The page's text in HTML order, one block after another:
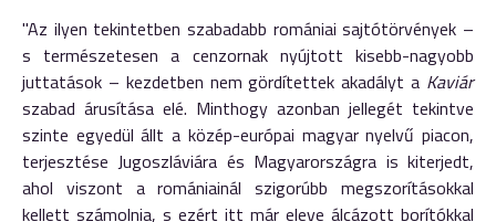
"Az ilyen tekintetben szabadabb romániai sajtótörvények –
s természetesen a cenzornak nyújtott kisebb-nagyobb
juttatások – kezdetben nem gördítettek akadályt a Kaviár
szabad árusítása elé. Minthogy azonban jellegét tekintve
szinte egyedül állt a közép-európai magyar nyelvű piacon,
terjesztése Jugoszláviára és Magyarországra is kiterjedt,
ahol viszont a romániainál szigorúbb megszorításokkal
kellett számolnia, s ezért itt már eleve álcázott borítókkal